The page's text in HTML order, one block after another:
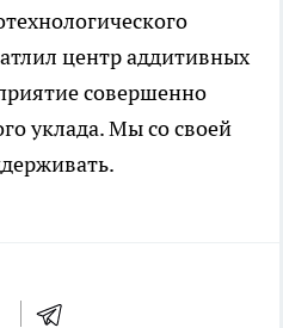
центр аддитивных
совершенно
уклада. Мы со своей